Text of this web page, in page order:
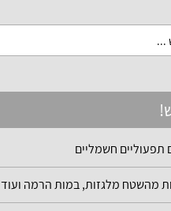
תפעוליים חשמליים
מהשטח מלגזות, במות הרמה ועוד